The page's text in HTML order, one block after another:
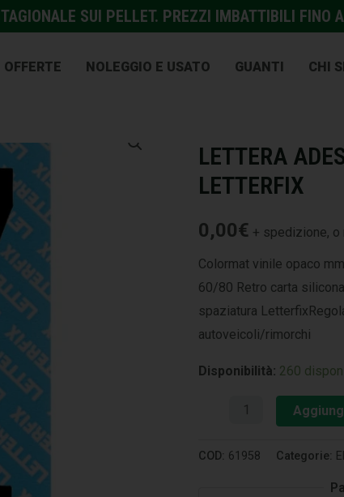
SUI PELLET. PREZZI IMBATTIBILI FINO
OFFERTE NOLEGGIO E USATO GUANTI CHI
LETTERA
LETTERFIX
0,00€ + spedizione,
Colormat vinile opaco
60/80 Retro carta
spaziatura
autoveicoli/rimorchi
Disponibilità: 260
COD: 61958 Categorie: